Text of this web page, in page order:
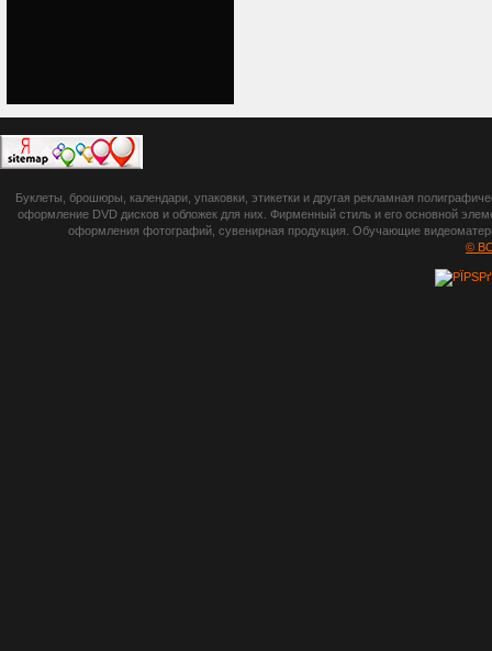
botsetto.ru -
photoshop,
шрифты,
Буклеты, брошюры, календари, упаковки, этикетки и другая рекламная
оформление DVD дисков и обложек для них. Фирменный стиль и его основной
оформления фотографий, сувенирная продукция. Обучающие
©